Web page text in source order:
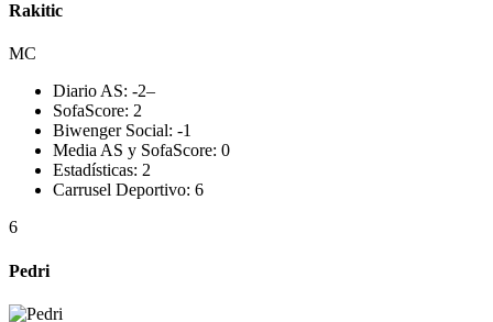
Rakitic
MC
Diario AS: -2–
SofaScore: 2
Biwenger Social: -1
Media AS y SofaScore: 0
Estadísticas: 2
Carrusel Deportivo: 6
6
Pedri